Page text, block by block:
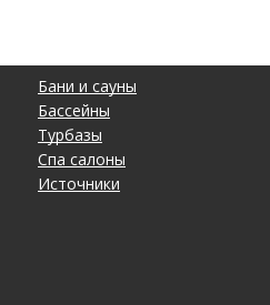
Бани и сауны
Бассейны
Турбазы
Спа салоны
Источники